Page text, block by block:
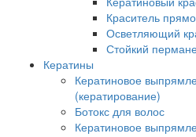
Краситель
Осветляющий
Стойкий
Кератины
Кератиновое
(кератирование)
Ботокс для волос
Кератиновое